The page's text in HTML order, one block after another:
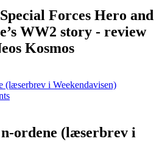
Forces Hero and
WW2 story - review
Kosmos
ordene (læserbrev i